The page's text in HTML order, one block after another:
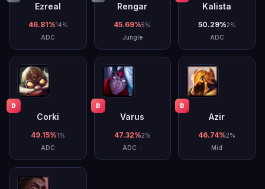
Ezreal
46.81%14%
ADC
Rengar
45.69%5%
Jungle
Kalista
50.29%2%
ADC
D
Corki
49.15%1%
ADC
D
Varus
47.32%2%
ADC+ 1
D
Azir
46.74%2%
Mid